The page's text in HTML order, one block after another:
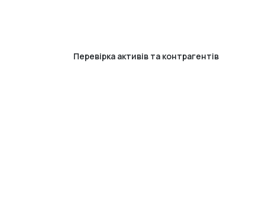
Перевірка активів та контрагентів